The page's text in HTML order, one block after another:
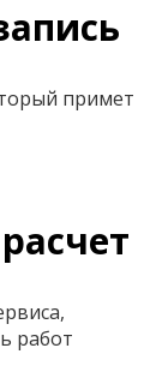
примет
работ